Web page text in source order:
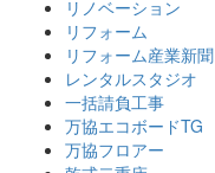
リノベーション
リフォーム
リフォーム産業新聞
レンタルスタジオ
一括請負工事
万協エコボードTG
万協フロアー